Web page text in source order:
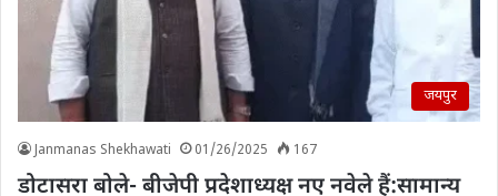
जयपुर
Janmanas Shekhawati 01/26/2025 167
डोटासरा बोले- बीजेपी प्रदेशाध्यक्ष नए नवेले हैं:सामान्य